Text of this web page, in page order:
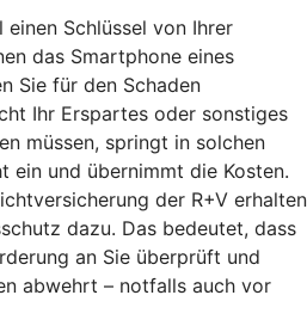
einen Schlüssel von Ihrer
das Smartphone eines
Sie für den Schaden
Ihr Erspartes oder sonstiges
müssen, springt in solchen
ein und übernimmt die Kosten.
der R+V erhalten
dazu. Das bedeutet, dass
an Sie überprüft und
abwehrt – notfalls auch vor